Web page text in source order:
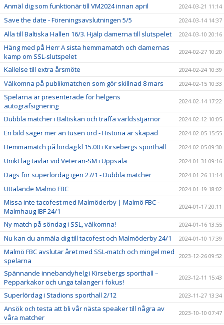
Anmäl dig som funktionär till VM2024 innan april 2024-03-21 11:14
Save the date - Föreningsavslutningen 5/5 2024-03-14 14:37
Alla till Baltiska Hallen 16/3. Hjälp damerna till slutspelet 2024-03-10 20:16
Häng med på Herr A sista hemmamatch och damernas
kamp om SSL-slutspelet
2024-02-27 10:20
Kallelse till extra årsmöte 2024-02-24 10:39
Välkomna på publikmatchen som gör skillnad 8 mars 2024-02-15 10:33
Spelarna är presenterade för helgens
autografsignering
2024-02-14 17:22
Dubbla matcher i Baltiskan och träffa världsstjärnor 2024-02-12 10:05
En bild säger mer än tusen ord - Historia är skapad 2024-02-05 15:55
Hemmamatch på lördag kl 15.00 i Kirsebergs sporthall 2024-02-05 09:30
Unikt lag tävlar vid Veteran-SM i Uppsala 2024-01-31 09:16
Dags för superlördag igen 27/1 - Dubbla matcher 2024-01-26 11:14
Uttalande Malmö FBC 2024-01-19 18:02
Missa inte tacofest med Malmöderby | Malmö FBC -
Malmhaug IBF 24/1
2024-01-17 20:11
Ny match på söndag i SSL, välkomna! 2024-01-16 13:55
Nu kan du anmäla dig till tacofest och Malmöderby 24/1 2024-01-10 17:39
Malmö FBC avslutar året med SSL-match och mingel med
spelarna
2023-12-26 09:52
Spännande innebandyhelg i Kirsebergs sporthall –
Pepparkakor och unga talanger i fokus!
2023-12-11 15:43
Superlördag i Stadions sporthall 2/12 2023-11-27 13:34
Ansök och testa att bli vår nästa speaker till några av
våra matcher
2023-10-10 07:47